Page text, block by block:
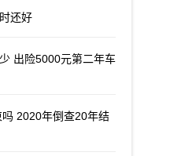
还好
出险5000元第二年车
2020年倒查20年结